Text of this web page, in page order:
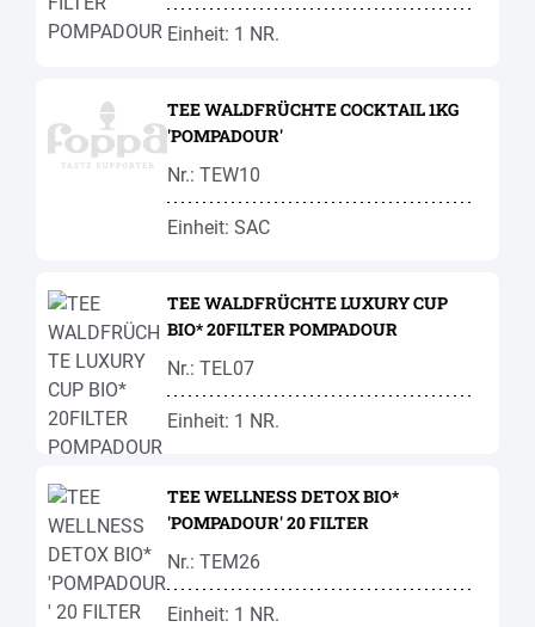
Einheit: 1 NR.
TEE WALDFRÜCHTE COCKTAIL 1KG
'POMPADOUR'
Nr.: TEW10
Einheit: SAC
TEE WALDFRÜCHTE LUXURY CUP
BIO* 20FILTER POMPADOUR
Nr.: TEL07
Einheit: 1 NR.
TEE WELLNESS DETOX BIO*
'POMPADOUR' 20 FILTER
Nr.: TEM26
Einheit: 1 NR.